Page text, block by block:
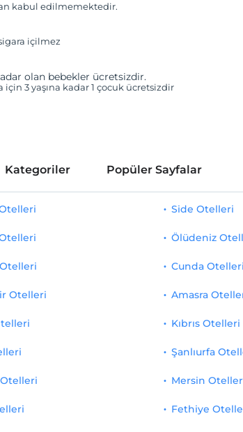
kabul edilmemektedir.
içilmez
olan bebekler ücretsizdir.
için 3 yaşına kadar 1 çocuk ücretsizdir
Kategoriler Popüler Sayfalar
Otelleri
Side Otelleri
Ölüdeniz
Cunda Otelleri
Amasra
Kıbrıs Otelleri
Şanlıurfa
Mersin
Fethiye